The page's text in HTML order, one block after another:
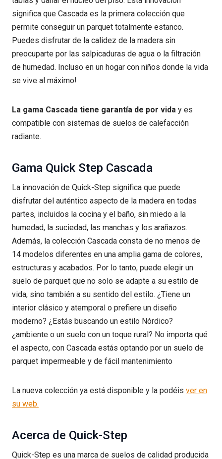
significa que Cascada es la primera colección que
permite conseguir un parquet totalmente estanco.
Puedes disfrutar de la calidez de la madera sin
preocuparte por las salpicaduras de agua o la filtración
de humedad. Incluso en un hogar con niños donde la vida
se vive al máximo!
La gama Cascada tiene garantía de por vida y es
compatible con sistemas de suelos de calefacción
radiante.
Gama Quick Step Cascada
La innovación de Quick-Step significa que puede
disfrutar del auténtico aspecto de la madera en todas
partes, incluidos la cocina y el baño, sin miedo a la
humedad, la suciedad, las manchas y los arañazos.
Además, la colección Cascada consta de no menos de
14 modelos diferentes en una amplia gama de colores,
estructuras y acabados. Por lo tanto, puede elegir un
suelo de parquet que no solo se adapte a su estilo de
vida, sino también a su sentido del estilo. ¿Tiene un
interior clásico y atemporal o prefiere un diseño
moderno? ¿Estás buscando un estilo Nórdico?
¿ambiente o un suelo con un toque rural? No importa qué
el aspecto, con Cascada estás optando por un suelo de
parquet impermeable y de fácil mantenimiento
La nueva colección ya está disponible y la podéis ver en
su web.
Acerca de Quick-Step
Quick-Step es una marca de suelos de calidad producida